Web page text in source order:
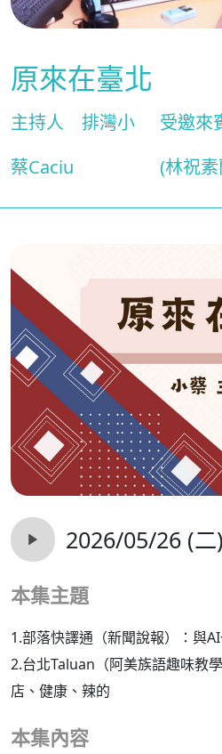
原來在臺北
主持人
排灣小
蔡Caciu
受邀來
(林祝
2026/05/26 (二)
本集主題
1.部落快譯通（新聞說報）：與
2.台北Taluan（阿美族語趣味教
店、健康、辣的
本集內容